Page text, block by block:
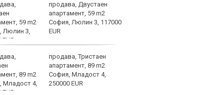
продава, Двустаен
апартамент, 59 m2
София, Люлин 3, 117000
EUR
продава, Тристаен
апартамент, 89 m2
София, Младост 4,
250000 EUR